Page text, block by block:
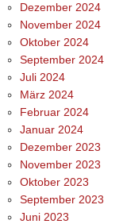
Dezember 2024
November 2024
Oktober 2024
September 2024
Juli 2024
März 2024
Februar 2024
Januar 2024
Dezember 2023
November 2023
Oktober 2023
September 2023
Juni 2023